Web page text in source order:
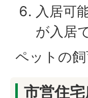
入居可
が入居
ペットの
市営住